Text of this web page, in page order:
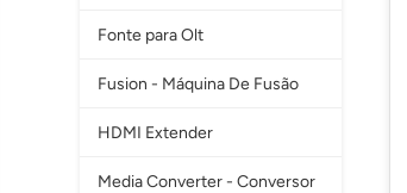
Fonte para Olt
Fusion - Máquina De Fusão
HDMI Extender
Media Converter - Conversor